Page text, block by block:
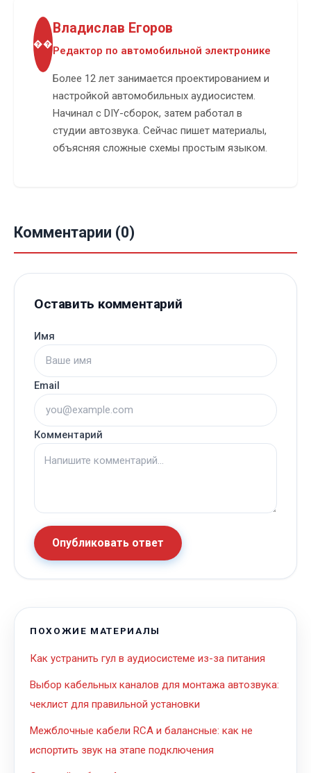
��
Владислав Егоров
Редактор по автомобильной электронике
Более 12 лет занимается проектированием и
настройкой автомобильных аудиосистем.
Начинал с DIY-сборок, затем работал в
студии автозвука. Сейчас пишет материалы,
объясняя сложные схемы простым языком.
Комментарии (0)
Оставить комментарий
Имя
Email
Комментарий
Опубликовать ответ
ПОХОЖИЕ МАТЕРИАЛЫ
Как устранить гул в аудиосистеме из-за питания
Выбор кабельных каналов для монтажа автозвука:
чеклист для правильной установки
Межблочные кабели RCA и балансные: как не
испортить звук на этапе подключения